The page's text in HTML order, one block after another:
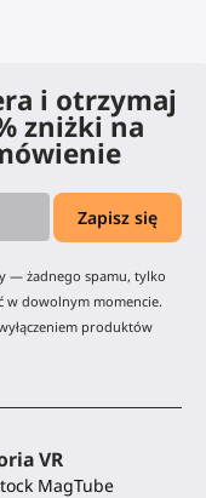
i otrzymaj
zniżki na
— żadnego spamu, tylko
w dowolnym momencie.
produktów
VR
MagTube